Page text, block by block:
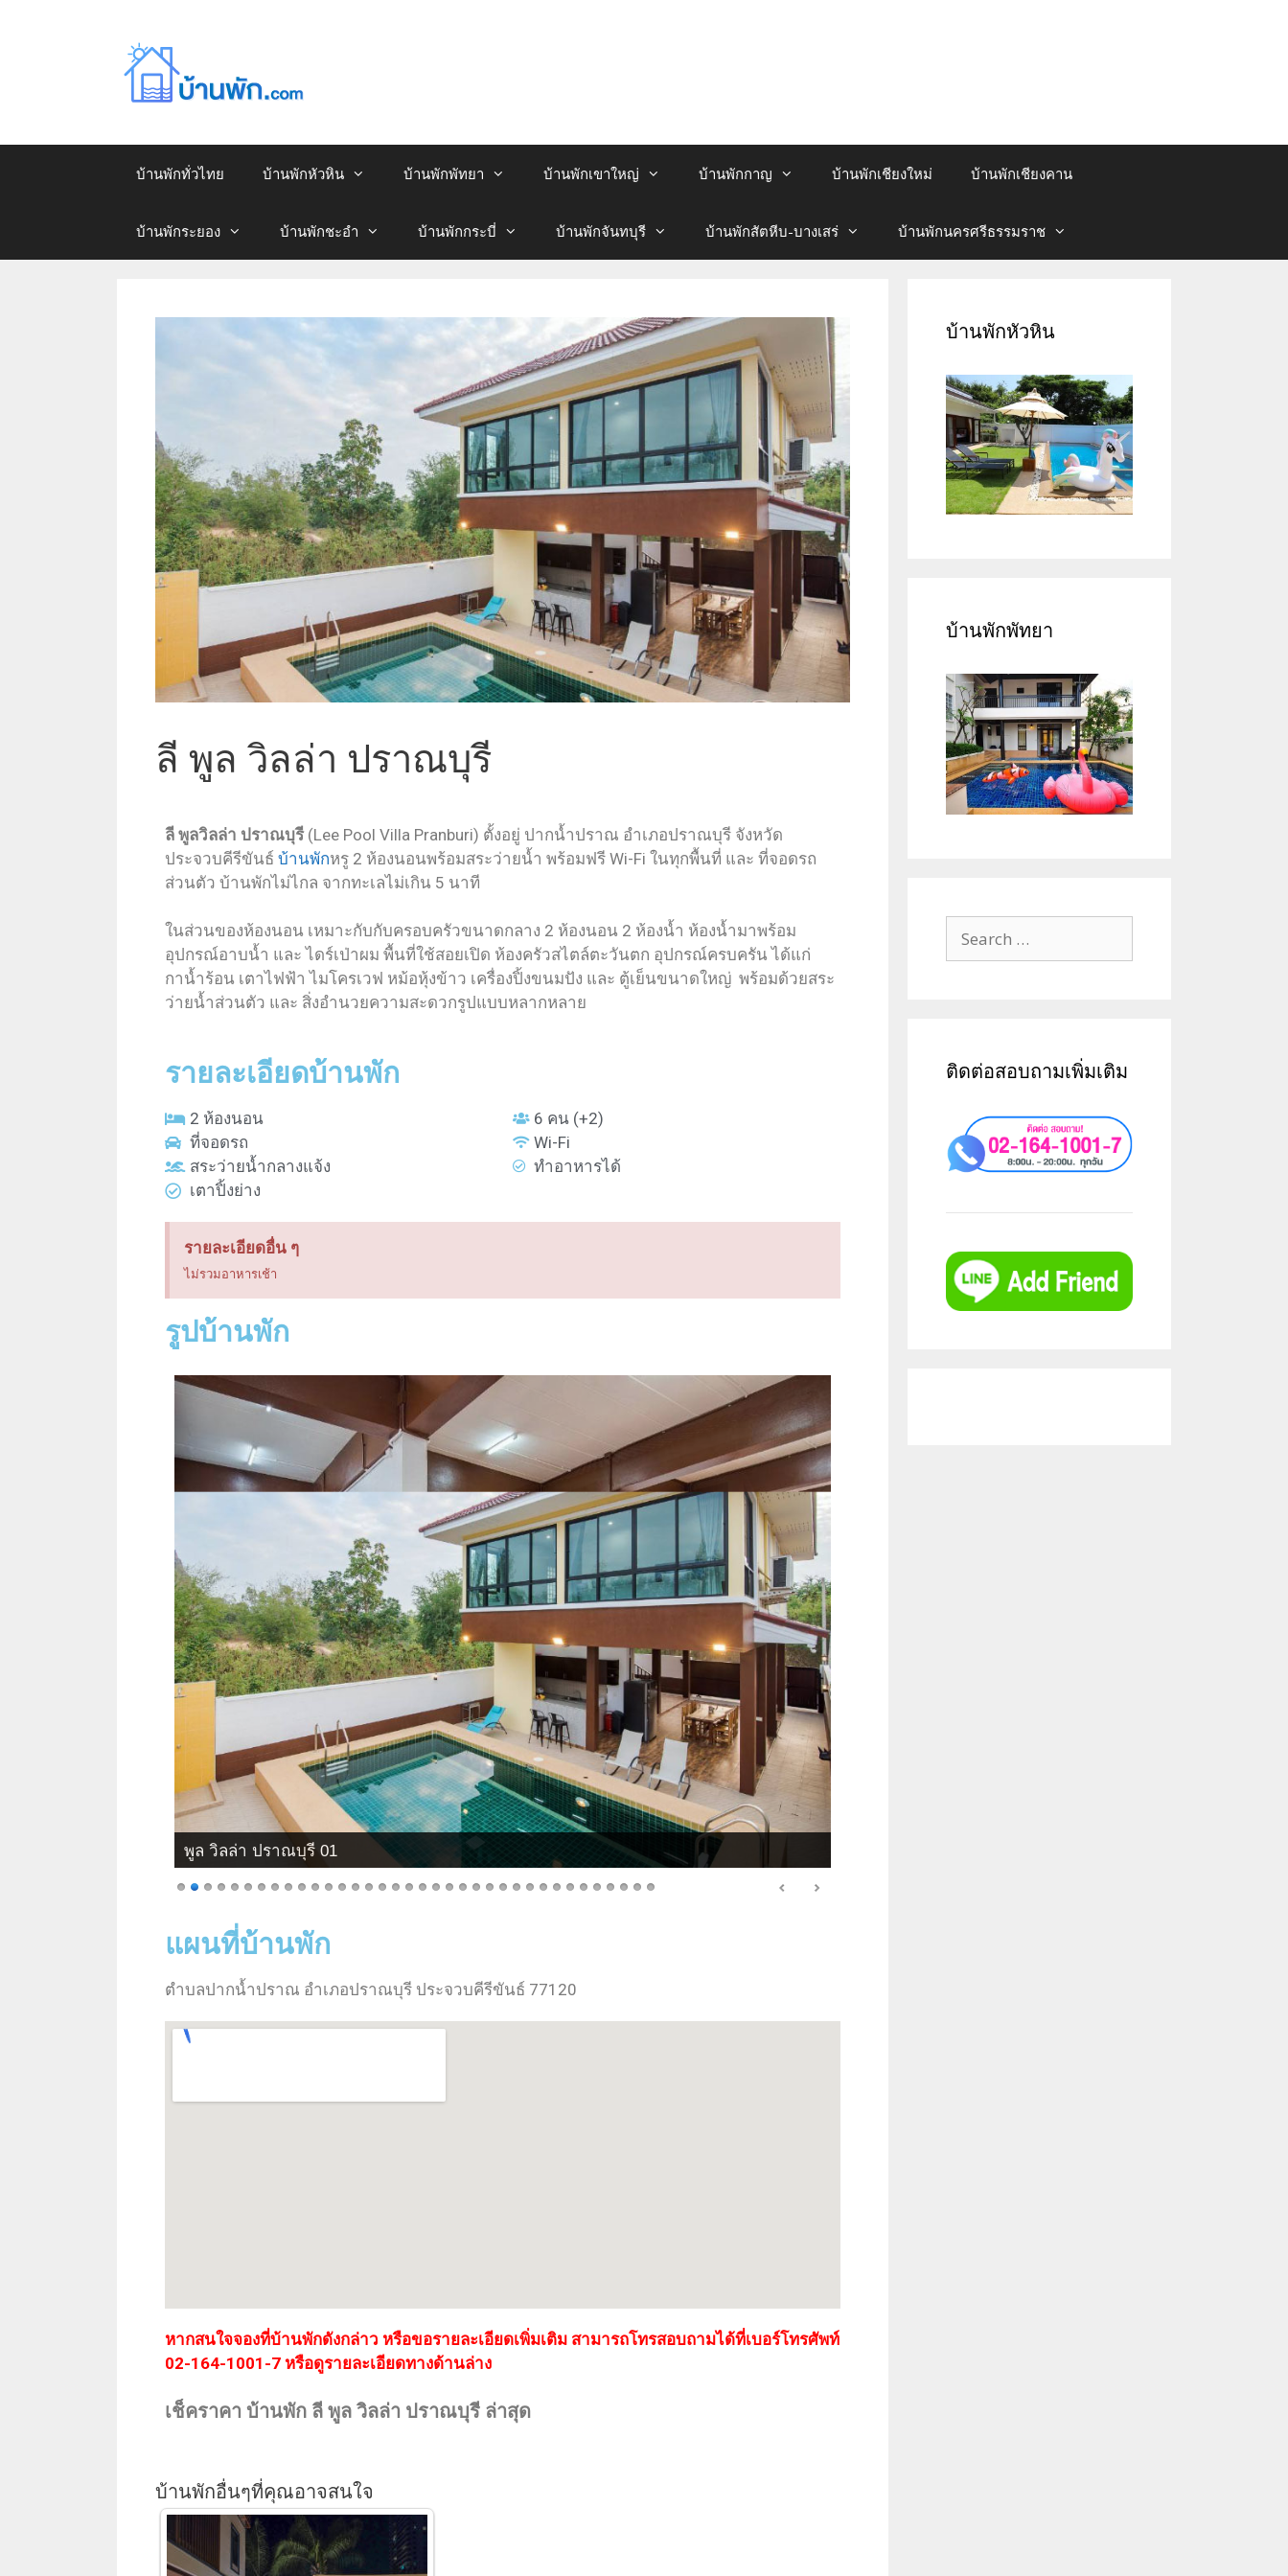
บ้านพักทั่วไทย บ้านพักหัวหิน บ้านพักพัทยา บ้านพักเขาใหญ่ บ้านพักกาญ บ้านพักเชียงใหม่ บ้านพักเชียงคาน
บ้านพักระยอง บ้านพักชะอำ บ้านพักกระบี่ บ้านพักจันทบุรี บ้านพักสัตหีบ-บางเสร่ บ้านพักนครศรีธรรมราช
ลี พูล วิลล่า ปราณบุรี
ลี พูลวิลล่า ปราณบุรี (Lee Pool Villa Pranburi) ตั้งอยู่ ปากน้ำปราณ อำเภอปราณบุรี จังหวัด
ประจวบคีรีขันธ์ บ้านพักหรู 2 ห้องนอนพร้อมสระว่ายน้ำ พร้อมฟรี Wi-Fi ในทุกพื้นที่ และ ที่จอดรถ
ส่วนตัว บ้านพักไม่ไกล จากทะเลไม่เกิน 5 นาที
ในส่วนของห้องนอน เหมาะกับกับครอบครัวขนาดกลาง 2 ห้องนอน 2 ห้องน้ำ ห้องน้ำมาพร้อม
อุปกรณ์อาบน้ำ และ ไดร์เป่าผม พื้นที่ใช้สอยเปิด ห้องครัวสไตล์ตะวันตก อุปกรณ์ครบครัน ได้แก่
กาน้ำร้อน เตาไฟฟ้า ไมโครเวฟ หม้อหุ้งข้าว เครื่องปิ้งขนมปัง และ ตู้เย็นขนาดใหญ่ พร้อมด้วยสระ
ว่ายน้ำส่วนตัว และ สิ่งอำนวยความสะดวกรูปแบบหลากหลาย
รายละเอียดบ้านพัก
2 ห้องนอน
ที่จอดรถ
สระว่ายน้ำกลางแจ้ง
เตาปิ้งย่าง
6 คน (+2)
Wi-Fi
ทำอาหารได้
รายละเอียดอื่น ๆ
ไม่รวมอาหารเช้า
รูปบ้านพัก
พูล วิลล่า ปราณบุรี 01
แผนที่บ้านพัก
ตำบลปากน้ำปราณ อำเภอปราณบุรี ประจวบคีรีขันธ์ 77120
หากสนใจจองที่บ้านพักดังกล่าว หรือขอรายละเอียดเพิ่มเติม สามารถโทรสอบถามได้ที่เบอร์โทรศัพท์
02-164-1001-7 หรือดูรายละเอียดทางด้านล่าง
เช็คราคา บ้านพัก ลี พูล วิลล่า ปราณบุรี ล่าสุด
บ้านพักอื่นๆที่คุณอาจสนใจ
บ้านพักหัวหิน
บ้านพักพัทยา
ติดต่อสอบถามเพิ่มเติม